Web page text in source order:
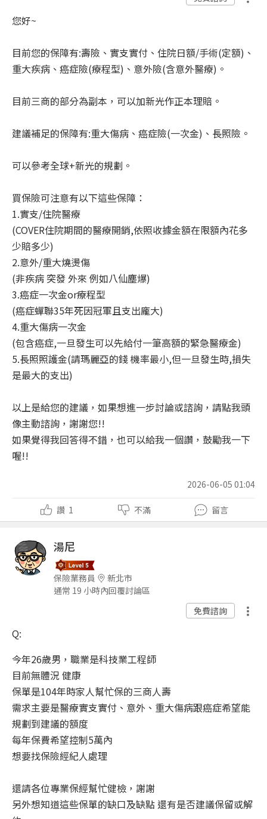
您好~
目前您的保障有:壽險、實支實付、住院日額/手術(定額)、
重大疾病、癌症險(療程型)、意外險(含意外醫療)。
目前三商的部分為副本，可以加新光作正本理賠。
建議補足的保障有:重大傷病、癌症險(一次金)、長照險。
可以參考全球+新光的規劃。
買保險可注意有以下這些保障：
1.實支/住院醫療
(COVER住院期間的醫療開銷,依照收據金額在限額內花多
少賠多少)
2.意外/重大燒燙傷
(非疾病 突發 外來 例如八仙塵爆)
3.癌症一次金or療程型
(癌症蟬聯35年死因冠軍且支出龐大)
4.重大傷病一次金
(包含癌症,一旦發生可以先給付一筆高額的緊急醫療金)
5.長照照護金(請瑪麗亞的錢 機率最小,但一旦發生時,損失
是最大的支出)
以上是給您的建議，如果想進一步討論或諮詢，請點我頭
像主動諮詢，謝謝您!!
如果覺得我回答得不錯，也可以給我一個讚，鼓勵我一下
喔!!
2026-06-05 01:04
讚 1 不滿 留言
湯尼
保險業務員
新北市
通常 19 小時內回覆討論區
免費諮詢
Q:
今年26歲男，職業是科技業工程師
目前無體況 健康
保單是104年時家人幫忙保的三商人壽
需求主要是醫療實支實付、意外、重大傷病跟癌症希望能
規劃到建議的額度
每年保費希望控制5萬內
想要找保險經紀人處理
還請各位專業保經幫忙健檢，謝謝
另外想知道這些保單的缺口及缺點 還有是否建議保留或解